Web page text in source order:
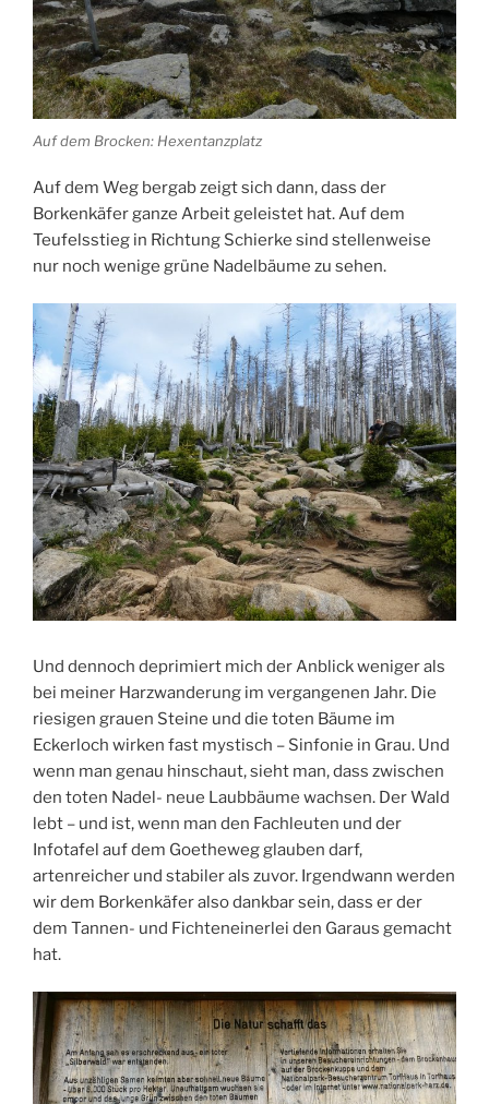
Auf dem Brocken: Hexentanzplatz
Auf dem Weg bergab zeigt sich dann, dass der
Borkenkäfer ganze Arbeit geleistet hat. Auf dem
Teufelsstieg in Richtung Schierke sind stellenweise
nur noch wenige grüne Nadelbäume zu sehen.
Und dennoch deprimiert mich der Anblick weniger als
bei meiner Harzwanderung im vergangenen Jahr. Die
riesigen grauen Steine und die toten Bäume im
Eckerloch wirken fast mystisch – Sinfonie in Grau. Und
wenn man genau hinschaut, sieht man, dass zwischen
den toten Nadel- neue Laubbäume wachsen. Der Wald
lebt – und ist, wenn man den Fachleuten und der
Infotafel auf dem Goetheweg glauben darf,
artenreicher und stabiler als zuvor. Irgendwann werden
wir dem Borkenkäfer also dankbar sein, dass er der
dem Tannen- und Fichteneinerlei den Garaus gemacht
hat.